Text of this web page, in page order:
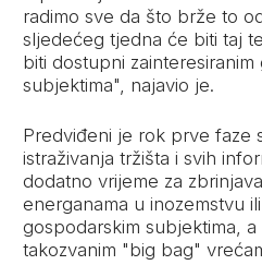
radimo sve da što brže to
sljedećeg tjedna će biti taj
biti dostupni zainteresiranim
subjektima", najavio je.
Predviđeni je rok prve faze
istraživanja tržišta i svih
dodatno vrijeme za
energanama u inozemstvu
gospodarskim subjektima,
takozvanim "big bag"